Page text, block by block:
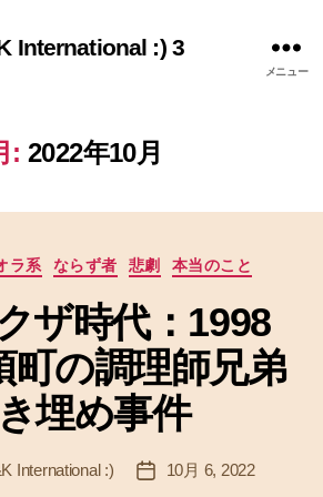
International :) 3
メニュー
: 2022年10月
カ
ゴ
リ
ー
ラ系 ならず者 悲劇 本当のこと
ザ時代：1998
町の調理師兄弟
埋め事件
International :)
投
10月 6, 2022